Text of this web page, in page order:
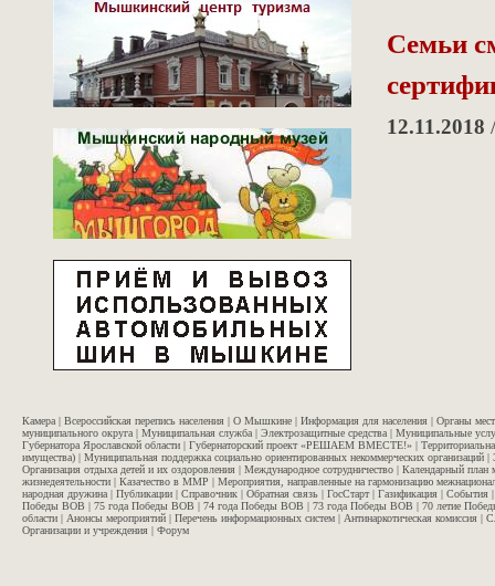
Семьи
12.11.2018
Камера | Всероссийская перепись населения | О Мышкине | Информация для населения | Органы
муниципального округа | Муниципальная служба | Электрозащитные средства | Муниципальные
Губернатора Ярославской области | Губернаторский проект «РЕШАЕМ ВМЕСТЕ!» |
имущества) | Муниципальная поддержка социально ориентированных некоммерческих организаций |
Организация отдыха детей и их оздоровления | Международное сотрудничество | Календарный план
жизнедеятельности | Казачество в ММР | Мероприятия, направленные на гармонизацию
народная дружина | Публикации | Справочник | Обратная связь | ГосСтарт| Газификация | События
Победы ВОВ | 75 года Победы ВОВ | 74 года Победы ВОВ | 73 года Победы ВОВ | 70 летие
области | Анонсы мероприятий | Перечень информационных систем | Антинаркотическая комиссия |
Организации и учреждения | Форум